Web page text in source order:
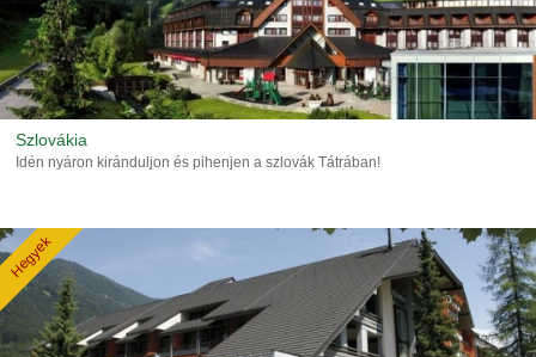
Szlovákia
Idén nyáron kiránduljon és pihenjen a szlovák Tátrában!
Hegyek